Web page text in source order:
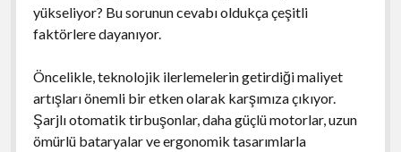
yükseliyor? Bu sorunun cevabı oldukça çeşitli
faktörlere dayanıyor.
Öncelikle, teknolojik ilerlemelerin getirdiği maliyet
artışları önemli bir etken olarak karşımıza çıkıyor.
Şarjlı otomatik tirbuşonlar, daha güçlü motorlar, uzun
ömürlü bataryalar ve ergonomik tasarımlarla